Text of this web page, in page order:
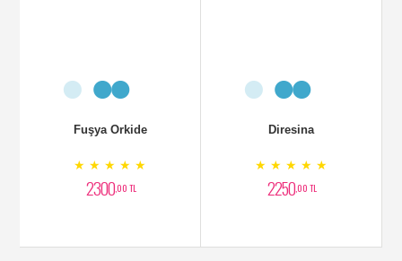
Fuşya Orkide
★ ★ ★ ★ ★
2300,00 TL
Diresina
★ ★ ★ ★ ★
2250,00 TL